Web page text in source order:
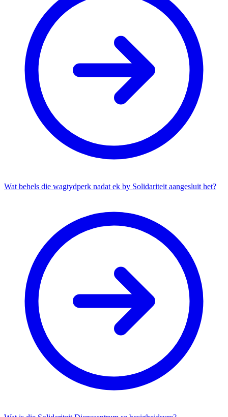
Wat behels die wagtydperk nadat ek by Solidariteit aangesluit het?